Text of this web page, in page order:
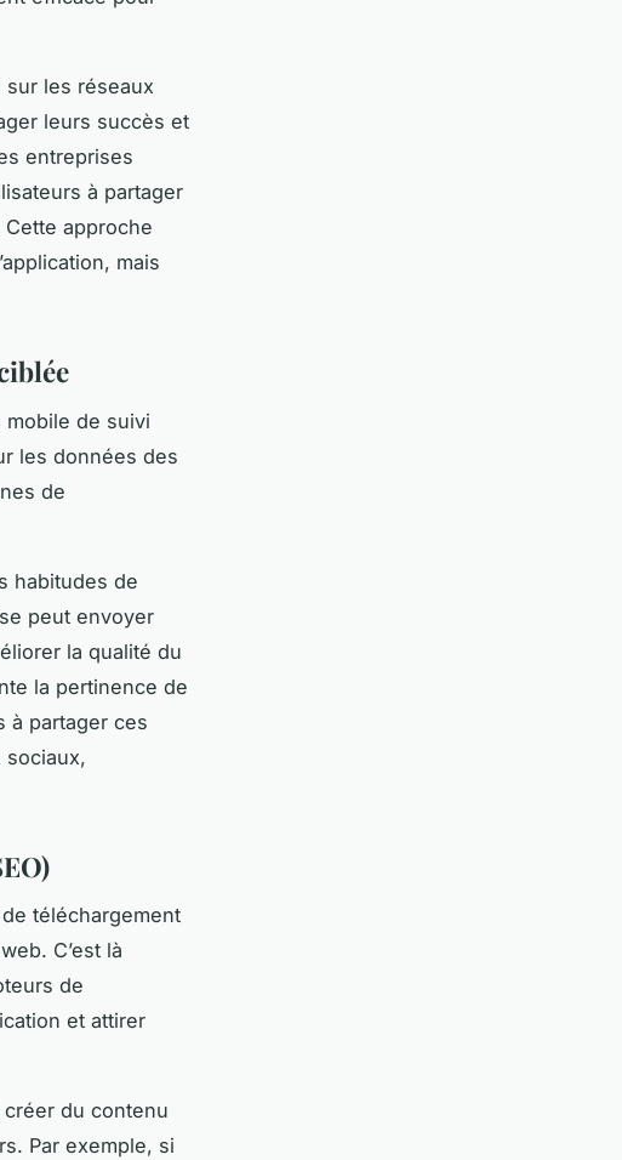
sur les réseaux
leurs succès et
entreprises
à partager
approche
mais
de suivi
les données des
de
habitudes de
peut envoyer
la qualité du
la pertinence de
à partager ces
sociaux,
téléchargement
C’est là
de
et attirer
créer du contenu
Par exemple, si